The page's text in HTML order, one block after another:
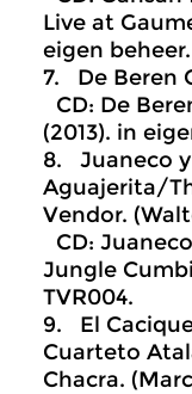
Live at
eigen beheer.
7. De Beren
CD: De
(2013). in
8. Juaneco y
Aguajerita/
Vendor.
CD:
Jungle
TVR004.
9. El
Cuarteto
Chacra.